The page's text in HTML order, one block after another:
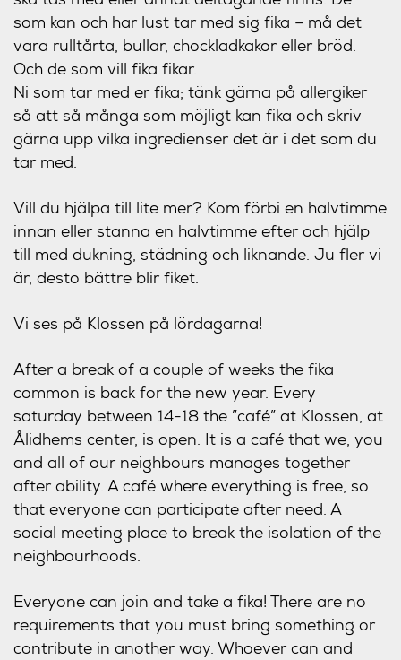
som kan och har lust tar med sig fika – må det
vara rulltårta, bullar, chockladkakor eller bröd.
Och de som vill fika fikar.
Ni som tar med er fika; tänk gärna på allergiker
så att så många som möjligt kan fika och skriv
gärna upp vilka ingredienser det är i det som du
tar med.
Vill du hjälpa till lite mer? Kom förbi en halvtimme
innan eller stanna en halvtimme efter och hjälp
till med dukning, städning och liknande. Ju fler vi
är, desto bättre blir fiket.
Vi ses på Klossen på lördagarna!
After a break of a couple of weeks the fika
common is back for the new year. Every
saturday between 14-18 the ”café” at Klossen, at
Ålidhems center, is open. It is a café that we, you
and all of our neighbours manages together
after ability. A café where everything is free, so
that everyone can participate after need. A
social meeting place to break the isolation of the
neighbourhoods.
Everyone can join and take a fika! There are no
requirements that you must bring something or
contribute in another way. Whoever can and